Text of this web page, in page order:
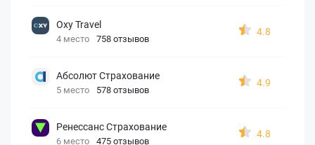
Oxy Travel
4 место 758 отзывов
4.8
Абсолют Страхование
5 место 578 отзывов
4.9
Ренессанс Страхование
6 место 475 отзывов
4.8